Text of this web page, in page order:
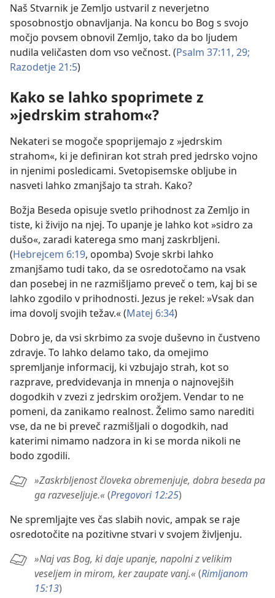
Naš Stvarnik je Zemljo ustvaril z neverjetno
sposobnostjo obnavljanja. Na koncu bo Bog s svojo
močjo povsem obnovil Zemljo, tako da bo ljudem
nudila veličasten dom vso večnost. (Psalm 37:11, 29;
Razodetje 21:5)
Kako se lahko spoprimete z
»jedrskim strahom«?
Nekateri se mogoče spoprijemajo z »jedrskim
strahom«, ki je definiran kot strah pred jedrsko vojno
in njenimi posledicami. Svetopisemske obljube in
nasveti lahko zmanjšajo ta strah. Kako?
Božja Beseda opisuje svetlo prihodnost za Zemljo in
tiste, ki živijo na njej. To upanje je lahko kot »sidro za
dušo«, zaradi katerega smo manj zaskrbljeni.
(Hebrejcem 6:19, opomba) Svoje skrbi lahko
zmanjšamo tudi tako, da se osredotočamo na vsak
dan posebej in ne razmišljamo preveč o tem, kaj bi se
lahko zgodilo v prihodnosti. Jezus je rekel: »Vsak dan
ima dovolj svojih težav.« (Matej 6:34)
Dobro je, da vsi skrbimo za svoje duševno in čustveno
zdravje. To lahko delamo tako, da omejimo
spremljanje informacij, ki vzbujajo strah, kot so
razprave, predvidevanja in mnenja o najnovejših
dogodkih v zvezi z jedrskim orožjem. Vendar to ne
pomeni, da zanikamo realnost. Želimo samo narediti
vse, da ne bi preveč razmišljali o dogodkih, nad
katerimi nimamo nadzora in ki se morda nikoli ne
bodo zgodili.
»Zaskrbljenost človeka obremenjuje, dobra beseda pa
ga razveseljuje.«(Pregovori 12:25)
Ne spremljajte ves čas slabih novic, ampak se raje
osredotočite na pozitivne stvari v svojem življenju.
»Naj vas Bog, ki daje upanje, napolni z velikim
veseljem in mirom, ker zaupate vanj.«(Rimljanom
15:13)